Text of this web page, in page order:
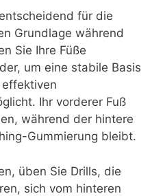
für die
Grundlage während
Sie Ihre Füße
um eine stabile Basis
Ihr vorderer Fuß
während der hintere
Gummierung bleibt.
üben Sie Drills, die
sich vom hinteren